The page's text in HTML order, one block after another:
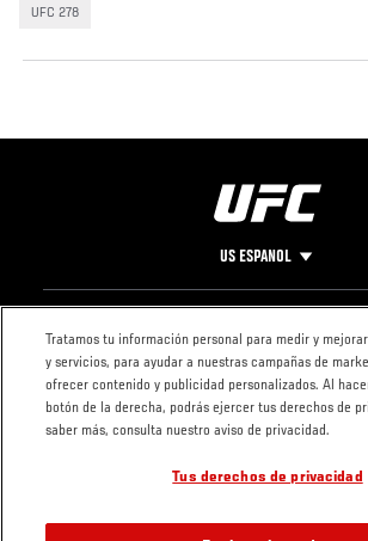
UFC 278
US ESPANOL
Pie
de
Página
CONTACTO
LEGAL
Política
privacidad
Tratamos tu información personal para medir y
y servicios, para ayudar a nuestras campañas de
ofrecer contenido y publicidad personalizados. Al
botón de la derecha, podrás ejercer tus derechos de
saber más, consulta nuestro aviso de privacidad.
Tus derechos de privacidad